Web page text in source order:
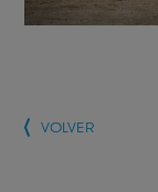
VOLVER